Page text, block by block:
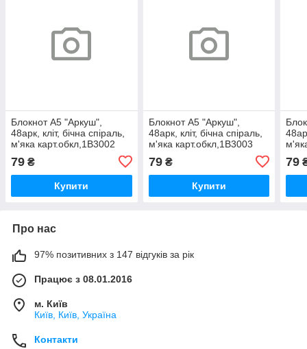
Блокнот А5 "Аркуш",
48арк, кліт, бічна спіраль,
м'яка карт.обкл,1В3002
1/20, шт
79 ₴
Купити
Блокнот А5 "Аркуш",
48арк, кліт, бічна спіраль,
м'яка карт.обкл,1В3003
Композиція з квітів 1/20,
шт
79₴
Купити
шт
79
Про нас
97% позитивних з 147 відгуків за рік
Працює з 08.01.2016
м. Київ
Київ, Київ, Україна
Контакти